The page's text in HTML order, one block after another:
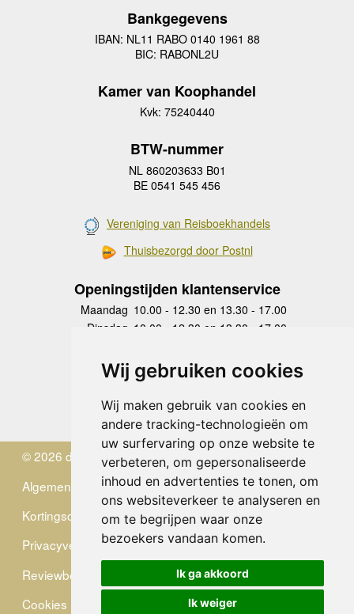
Wij gebruiken cookies
Wij maken gebruik van cookies en
andere tracking-technologieën om
uw surfervaring op onze website te
verbeteren, om gepersonaliseerde
inhoud en advertenties te tonen, om
ons websiteverkeer te analyseren en
om te begrijpen waar onze
bezoekers vandaan komen.
Ik ga akkoord
Ik weiger
Bankgegevens
IBAN: NL11 RABO 0140 1961 88
BIC: RABONL2U
Kamer van Koophandel
Kvk: 75240440
BTW-nummer
NL 860203633 B01
BE 0541 545 456
Vereniging van Reisboekhandels
Thuisbezorgd door Postnl
Openingstijden klantenservice
Maandag 10.00 - 12.30 en 13.30 - 17.00
Dinsdag 10.00 - 12.30 en 13.30 - 17.00
Donderdag
10.00 - 12.30 en 13.30 - 17.00
Vrijdag 10.00 - 12.30 en 13.30 - 17.00
Zaterdag
gesloten
Zondag gesloten
© 2026 de Zwerver
Algemene Voorwaarden
Kortingscode
Privacyverklaring
Reviewbeleid
Cookies